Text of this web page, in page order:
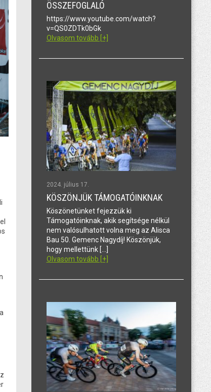
ÖSSZEFOGLALÓ
https://www.youtube.com/watch?
v=QS0ZDTk0bGk
Olvasom tovább [+]
2024. július 17.
KÖSZÖNJÜK TÁMOGATÓINKNAK
Köszönetünket fejezzük ki
Támogatóinknak, akik segítsége nélkül
nem valósulhatott volna meg az Alisca
Bau 50. Gemenc Nagydíj! Köszönjük,
hogy mellettünk […]
Olvasom tovább [+]